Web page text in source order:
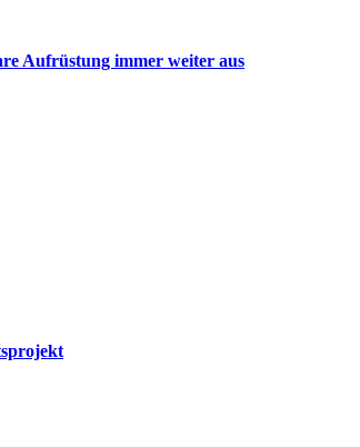
Aufrüstung immer weiter aus